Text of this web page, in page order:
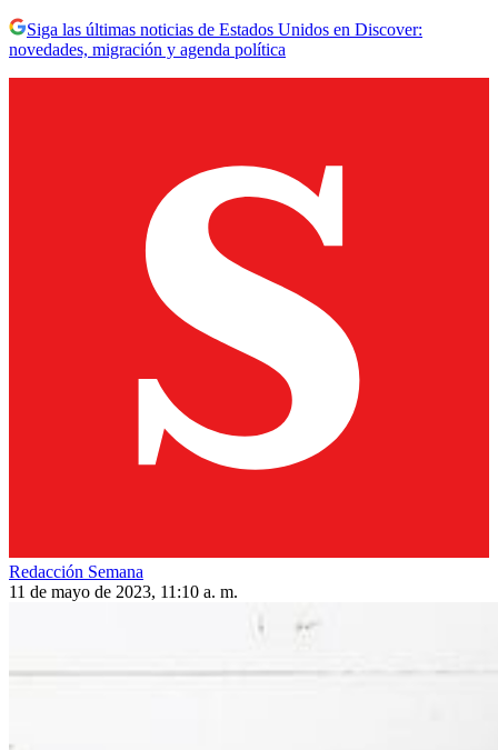
Siga las últimas noticias de Estados Unidos en Discover:
novedades, migración y agenda política
Redacción Semana
11 de mayo de 2023, 11:10 a. m.